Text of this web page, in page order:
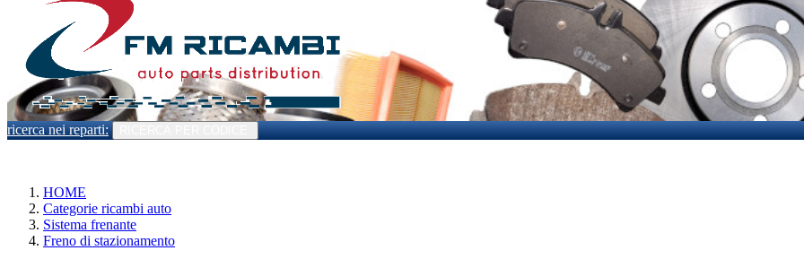
ricerca nei reparti:
HOME
Categorie ricambi auto
Sistema frenante
Freno di stazionamento